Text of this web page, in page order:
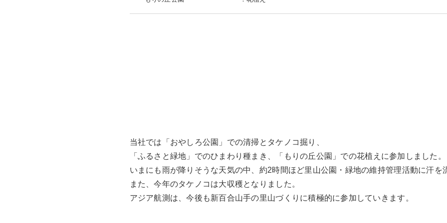
当社では「おやしろ公園」での清掃とタケノコ掘り、
「ふるさと緑地」でのひまわり種まき、
「もりの丘公園」での花植えに参加しました。
いまにも雨が降りそうな天気の中、約2時間ほど里山公園・緑地の維持管理活動に汗を
また、今年のタケノコは大収穫となりました。
アジア航測は、今後も新百合山手の里山づくりに積極的に参加していきます。